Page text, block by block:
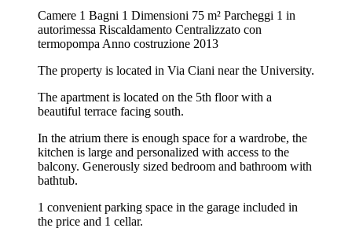
Camere 1 Bagni 1 Dimensioni 75 m² Parcheggi 1 in
autorimessa Riscaldamento Centralizzato con
termopompa Anno costruzione 2013
The property is located in Via Ciani near the University.
The apartment is located on the 5th floor with a
beautiful terrace facing south.
In the atrium there is enough space for a wardrobe, the
kitchen is large and personalized with access to the
balcony. Generously sized bedroom and bathroom with
bathtub.
1 convenient parking space in the garage included in
the price and 1 cellar.